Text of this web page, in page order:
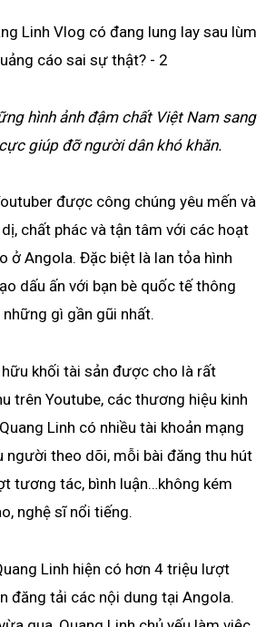
hình ảnh đậm chất Việt Nam sang
giúp đỡ người dân khó khăn.
được công chúng yêu mến và
chất phác và tận tâm với các hoạt
ở Angola. Đặc biệt là lan tỏa hình
dấu ấn với bạn bè quốc tế thông
gì gần gũi nhất.
khối tài sản được cho là rất
trên Youtube, các thương hiệu kinh
Linh có nhiều tài khoản mạng
người theo dõi, mỗi bài đăng thu hút
tương tác, bình luận…không kém
nghệ sĩ nổi tiếng.
Linh hiện có hơn 4 triệu lượt
đăng tải các nội dung tại Angola.